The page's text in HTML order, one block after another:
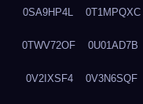
0SA9HP4L 0T1MPQXC
0TWV72OF 0U01AD7B
0V2IXSF4 0V3N6SQF